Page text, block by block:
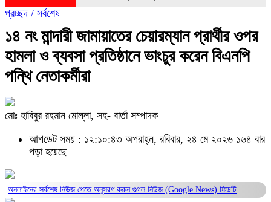
প্রচ্ছদ / সর্বশেষ
১৪ নং মান্দারী জামায়াতের চেয়ারম্যান প্রার্থীর ওপর
হামলা ও ব্যবসা প্রতিষ্ঠানে ভাংচুর করেন বিএনপি
পন্থি নেতাকর্মীরা
মোঃ হাবিবুর রহমান মোল্লা, সহ- বার্তা সম্পাদক
আপডেট সময় : ১২:১০:৪৩ অপরাহ্ন, রবিবার, ২৪ মে ২০২৬ ১৬৪ বার
পড়া হয়েছে
অনলাইনের সর্বশেষ নিউজ পেতে অনুসরণ করুন গুগল নিউজ (Google News) ফিডটি